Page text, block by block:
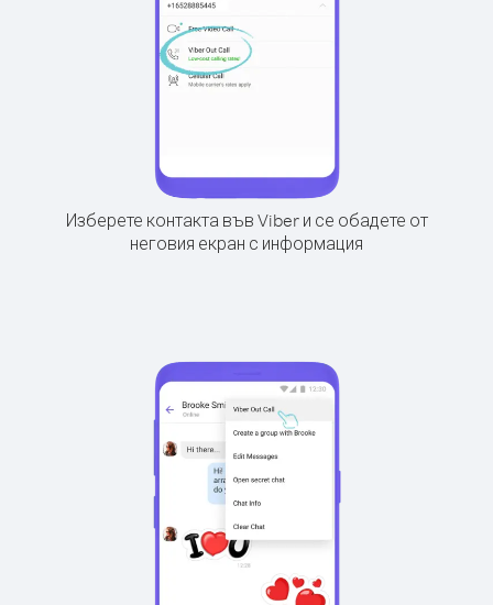
Изберете контакта във Viber и се обадете от
неговия екран с информация